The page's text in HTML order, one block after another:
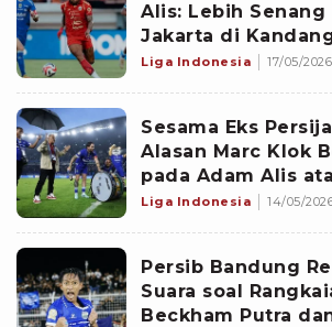
Alis: Lebih Senang
Jakarta di
Liga Indonesia 17/05/
Sesama Eks
Alasan Marc Klok
pada Adam Alis
Kemenangan
Liga Indonesia 14/05/2026
Persib Bandung
Suara soal
Beckham Putra